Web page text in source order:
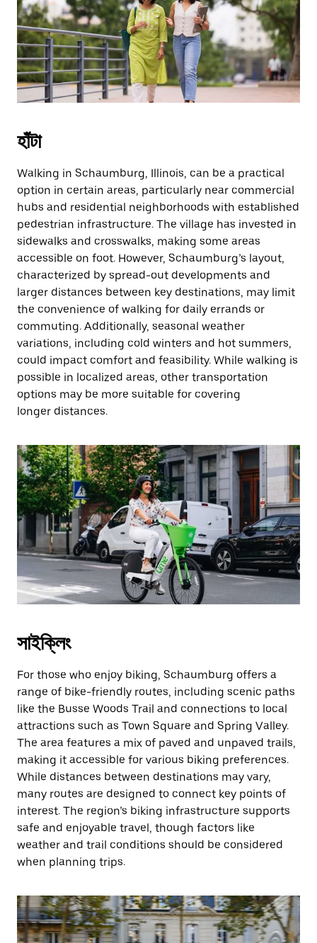
escape
button
to
close
the
calendar.
হাঁটা
Walking in Schaumburg, Illinois, can be a practical
option in certain areas, particularly near commercial
hubs and residential neighborhoods with established
pedestrian infrastructure. The village has invested in
sidewalks and crosswalks, making some areas
accessible on foot. However, Schaumburg’s layout,
characterized by spread-out developments and
larger distances between key destinations, may limit
the convenience of walking for daily errands or
commuting. Additionally, seasonal weather
variations, including cold winters and hot summers,
could impact comfort and feasibility. While walking is
possible in localized areas, other transportation
options may be more suitable for covering
longer distances.
সাইক্লিং
For those who enjoy biking, Schaumburg offers a
range of bike-friendly routes, including scenic paths
like the Busse Woods Trail and connections to local
attractions such as Town Square and Spring Valley.
The area features a mix of paved and unpaved trails,
making it accessible for various biking preferences.
While distances between destinations may vary,
many routes are designed to connect key points of
interest. The region’s biking infrastructure supports
safe and enjoyable travel, though factors like
weather and trail conditions should be considered
when planning trips.